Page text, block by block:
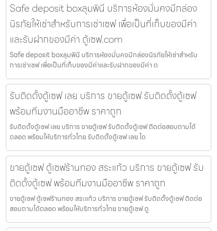
Safe deposit boxลุมพินี บริการห้องมั่นคงมีกล่อง
นิรภัยให้เช่าสำหรับการเช่าเซฟ เพื่อเป็นที่เก็บของมีค่า
และรับฝากของมีค่า ตู้เซฟ.com
Safe deposit boxลุมพินี บริการห้องมั่นคงมีกล่องนิรภัยให้เช่าสำหรับ
การเช่าเซฟ เพื่อเป็นที่เก็บของมีค่าและรับฝากของมีค่า ต
รับติดตั้งตู้เซฟ เลย บริการ ขายตู้เซฟ รับติดตั้งตู้เซฟ
พร้อมทีมงานมืออาชีพ ราคาถูก
รับติดตั้งตู้เซฟ เลย บริการ ขายตู้เซฟ รับติดตั้งตู้เซฟ ติดต่อสอบถามได้
ตลอด พร้อมให้บริการทั่วไทย รับติดตั้งตู้เซฟ เลย โด
ขายตู้เซฟ ตู้เซฟร้านทอง สระแก้ว บริการ ขายตู้เซฟ รับ
ติดตั้งตู้เซฟ พร้อมทีมงานมืออาชีพ ราคาถูก
ขายตู้เซฟ ตู้เซฟร้านทอง สระแก้ว บริการ ขายตู้เซฟ รับติดตั้งตู้เซฟ ติดต่อ
สอบถามได้ตลอด พร้อมให้บริการทั่วไทย ขายตู้เซฟ ตู